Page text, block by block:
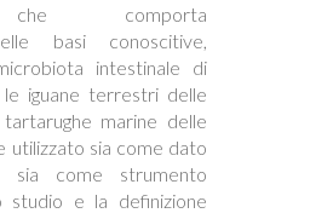
che comporta
basi conoscitive,
intestinale di
le iguane terrestri delle
marine delle
utilizzato sia come dato
sia come strumento
studio e la definizione